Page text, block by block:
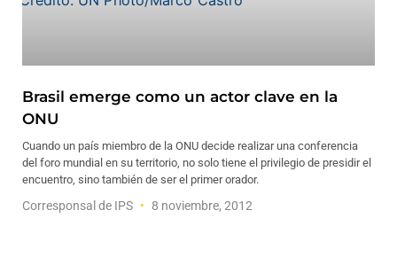
Brasil emerge como un actor clave en la
ONU
Cuando un país miembro de la ONU decide realizar una conferencia
del foro mundial en su territorio, no solo tiene el privilegio de presidir el
encuentro, sino también de ser el primer orador.
Corresponsal de IPS 8 noviembre, 2012